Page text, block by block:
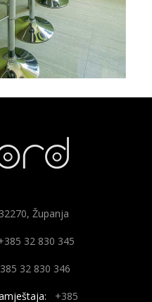
Županja
32 830 345
32 830 346
+385